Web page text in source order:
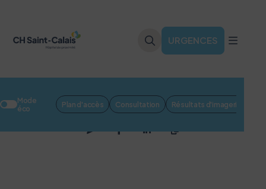
URGENCES
Mode
éco
Plan d'accès Consultation Résultats d'imagerie